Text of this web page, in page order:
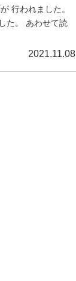
行われました。
た。 あわせて読
2021.11.08